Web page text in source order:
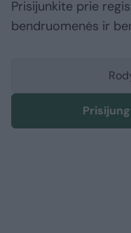
Prisijunkite prie
bendruomenės ir